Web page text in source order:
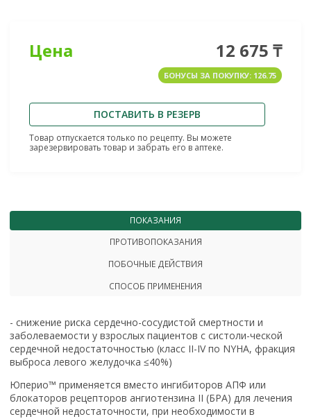
Цена 12 675 ₸
БОНУСЫ ЗА ПОКУПКУ: 126.75
ПОСТАВИТЬ В РЕЗЕРВ
Товар отпускается только по рецепту. Вы можете
зарезервировать товар и забрать его в аптеке.
ПОКАЗАНИЯ
ПРОТИВОПОКАЗАНИЯ
ПОБОЧНЫЕ ДЕЙСТВИЯ
СПОСОБ ПРИМЕНЕНИЯ
- снижение риска сердечно-сосудистой смертности и
заболеваемости у взрослых пациентов с систоли-ческой
сердечной недостаточностью (класс II-IV по NYHA, фракция
выброса левого желудочка ≤40%)
Юперио™ применяется вместо ингибиторов АПФ или
блокаторов рецепторов ангиотензина II (БРА) для лечения
сердечной недостаточности, при необходимости в